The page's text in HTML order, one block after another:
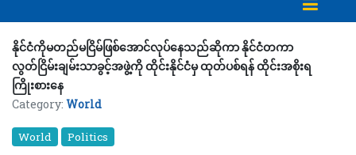
နိုင်ငံကိုမတည်မငြိမ်ဖြစ်အောင်လုပ်နေသည်ဆိုကာ နိုင်ငံတကာ
လွတ်ငြိမ်းချမ်းသာခွင့်အဖွဲ့ကို ထိုင်းနိုင်ငံမှ ထုတ်ပစ်ရန် ထိုင်းအစိုးရ
ကြိုးစားနေ
Category: World
World Politics